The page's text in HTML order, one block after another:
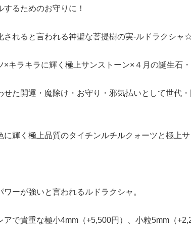
るためのお守りに！
されると言われる神聖な菩提樹の実-ルドラクシャ
キラキラに輝く極上サンストーン×４月の誕生石
た開運・魔除け・お守り・邪気払いとして世代
輝く極上品質のタイチンルチルクォーツと極上サ
ーが強いと言われるルドラクシャ。
で貴重な極小4mm（+5,500円）、小粒5mm（